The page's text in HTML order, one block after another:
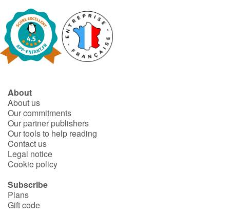
About
About us
Our commitments
Our partner publishers
Our tools to help reading
Contact us
Legal notice
Cookie policy
Subscribe
Plans
Gift code